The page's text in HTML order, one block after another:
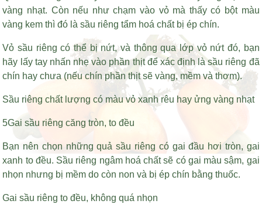
vàng nhạt. Còn nếu như chạm vào vỏ mà thấy có bột màu
vàng kem thì đó là sầu riêng tẩm hoá chất bị ép chín.
Vỏ sầu riêng có thể bị nứt, và thông qua lớp vỏ nứt đó, bạn
hãy lấy tay nhấn nhẹ vào phần thịt để xác định là sầu riêng đã
chín hay chưa (nếu chín phần thịt sẽ vàng, mềm và thơm).
Sầu riêng chất lượng có màu vỏ xanh rêu hay ửng vàng nhạt
5Gai sầu riêng căng tròn, to đều
Bạn nên chọn những quả sầu riêng có gai đầu hơi tròn, gai
xanh to đều. Sầu riêng ngâm hoá chất sẽ có gai màu sậm, gai
nhọn nhưng bị mềm do còn non và bị ép chín bằng thuốc.
Gai sầu riêng to đều, không quá nhọn